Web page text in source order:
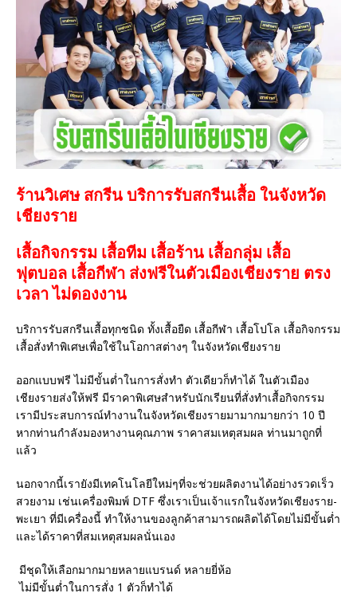
ร้านวิเศษ สกรีน บริการรับสกรีนเสื้อ ในจังหวัด
เชียงราย
เสื้อกิจกรรม เสื้อทีม เสื้อร้าน เสื้อกลุ่ม เสื้อ
ฟุตบอล เสื้อกีฬา ส่งฟรีในตัวเมืองเชียงราย ตรง
เวลา ไม่ดองงาน
บริการรับสกรีนเสื้อทุกชนิด ทั้งเสื้อยืด เสื้อกีฬา เสื้อโปโล เสื้อกิจกรรม
เสื้อสั่งทำพิเศษเพื่อใช้ในโอกาสต่างๆ ในจังหวัดเชียงราย
ออกแบบฟรี ไม่มีขั้นต่ำในการสั่งทำ ตัวเดียวก็ทำได้ ในตัวเมือง
เชียงรายส่งให้ฟรี มีราคาพิเศษสำหรับนักเรียนที่สั่งทำเสื้อกิจกรรม
เรามีประสบการณ์ทำงานในจังหวัดเชียงรายมามากมายกว่า 10 ปี
หากท่านกำลังมองหางานคุณภาพ ราคาสมเหตุสมผล ท่านมาถูกที่
แล้ว
นอกจากนี้เรายังมีเทคโนโลยีใหม่ๆที่จะช่วยผลิตงานได้อย่างรวดเร็ว
สวยงาม เช่นเครื่องพิมพ์ DTF ซึ่งเราเป็นเจ้าแรกในจังหวัดเชียงราย-
พะเยา ที่มีเครื่องนี้ ทำให้งานของลูกค้าสามารถผลิตได้โดยไม่มีขั้นต่ำ
และได้ราคาที่สมเหตุสมผลนั่นเอง
มีชุดให้เลือกมากมายหลายแบรนด์ หลายยี่ห้อ
ไม่มีขั้นต่ำในการสั่ง 1 ตัวก็ทำได้